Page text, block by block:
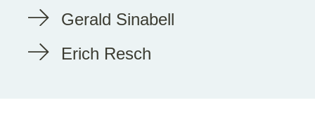
Gerald Sinabell
Erich Resch